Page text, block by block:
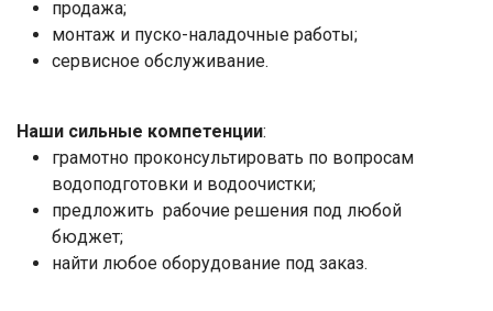
продажа;
монтаж и пуско-наладочные работы;
сервисное обслуживание.
Наши сильные компетенции:
грамотно проконсультировать по вопросам
водоподготовки и водоочистки;
предложить рабочие решения под любой
бюджет;
найти любое оборудование под заказ.